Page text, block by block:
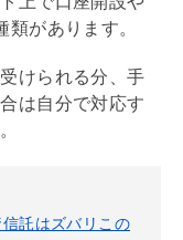
があります。
けられる分、手
は自分で対応す
託はズバリこの